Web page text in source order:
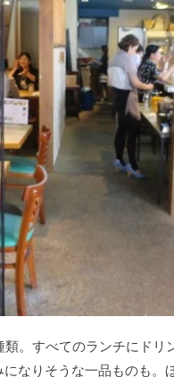
。すべてのランチにド
なりそうな一品ものも。